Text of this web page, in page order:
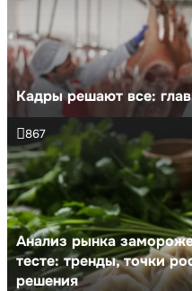
Кадры решают все:
Анализ рынка
тесте: тренды, точки
решения
867